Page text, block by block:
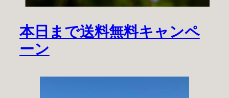
本日まで送料無料キャンペ
ーン